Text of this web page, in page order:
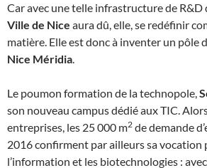
Car avec une telle infrastructure de R&D
Ville de Nice aura dû, elle, se redéfinir
matière. Elle est donc à inventer un pôle
Nice Méridia.
Le poumon formation de la technopole,
son nouveau campus dédié aux TIC.
entreprises, les 25 000 m2 de demande
2016 confirment par ailleurs sa vocation
l’information et les biotechnologies : avec